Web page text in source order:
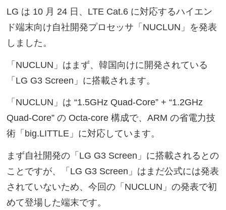
LG は 10 月 24 日、LTE Cat.6 に対応するハイエン
ド端末向け自社開発プロセッサ「NUCLUN」を発表
しました。
「NUCLUN」はまず、韓国向けに開発されている
「LG G3 Screen」に搭載されます。
「NUCLUN」は “1.5GHz Quad-Core” + “1.2GHz
Quad-Core” の Octa-core 構成で、ARM の省電力技
術「big.LITTLE」に対応しています。
まず自社開発の「LG G3 Screen」に搭載されるとの
ことですが、「LG G3 Screen」はまだ公式には発表
されていないため、今回の「NUCLUN」の発表で初
めて登場した端末です。